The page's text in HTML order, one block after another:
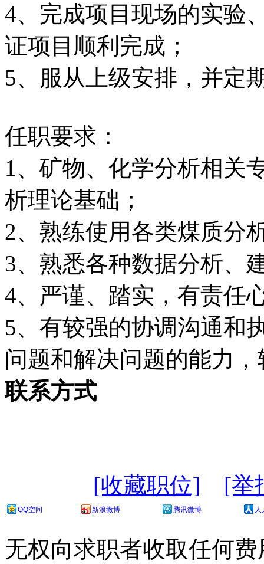
4、完成项目现场的实验
证项目顺利完成；
5、服从上级安排，并定
任职要求：
1、矿物、化学分析相关
析理论基础；
2、熟练使用各类煤质分
3、熟悉各种数据分析、
4、严谨、踏实，有责任
5、有较强的协调沟通和
问题和解决问题的能力
联系方式
[收藏职位] [举
QQ空间 新浪微博 腾讯微博 人
无权向求职者收取任何